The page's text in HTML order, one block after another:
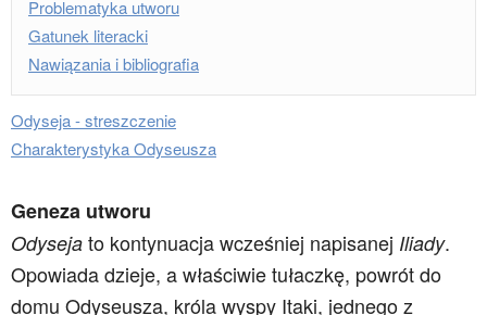
Problematyka utworu
Gatunek literacki
Nawiązania i bibliografia
Odyseja - streszczenie
Charakterystyka Odyseusza
Geneza utworu
Odyseja to kontynuacja wcześniej napisanej Iliady.
Opowiada dzieje, a właściwie tułaczkę, powrót do
domu Odyseusza, króla wyspy Itaki, jednego z